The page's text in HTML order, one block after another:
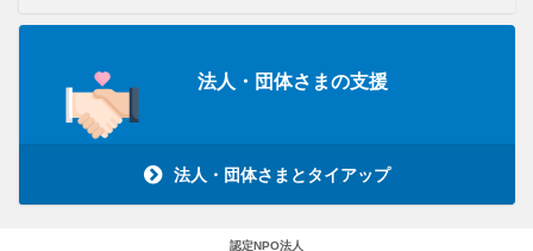
法人・団体さまの支援
法人・団体さまとタイアップ
認定NPO法人